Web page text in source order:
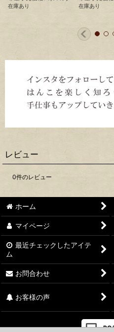
在庫あり 在庫あり
レビュー
0件のレビュー
ホーム
マイページ
最近チェックしたアイテ
ム
お問合わせ
お客様の声
PC